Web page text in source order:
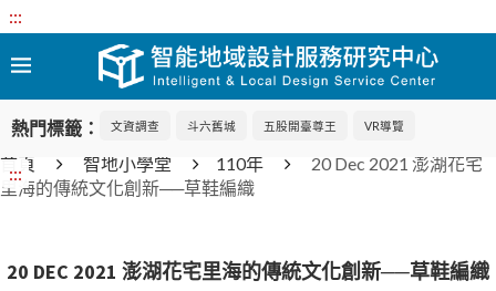
:::
熱門標籤： 文資調查 斗六舊城 五股開臺尊王 VR導覽
:::
首頁 智地小學堂 110年
20 Dec 2021 澎湖花宅
里海的傳統文化創新──草鞋編織
20 DEC 2021 澎湖花宅里海的傳統文化創新──草鞋編織